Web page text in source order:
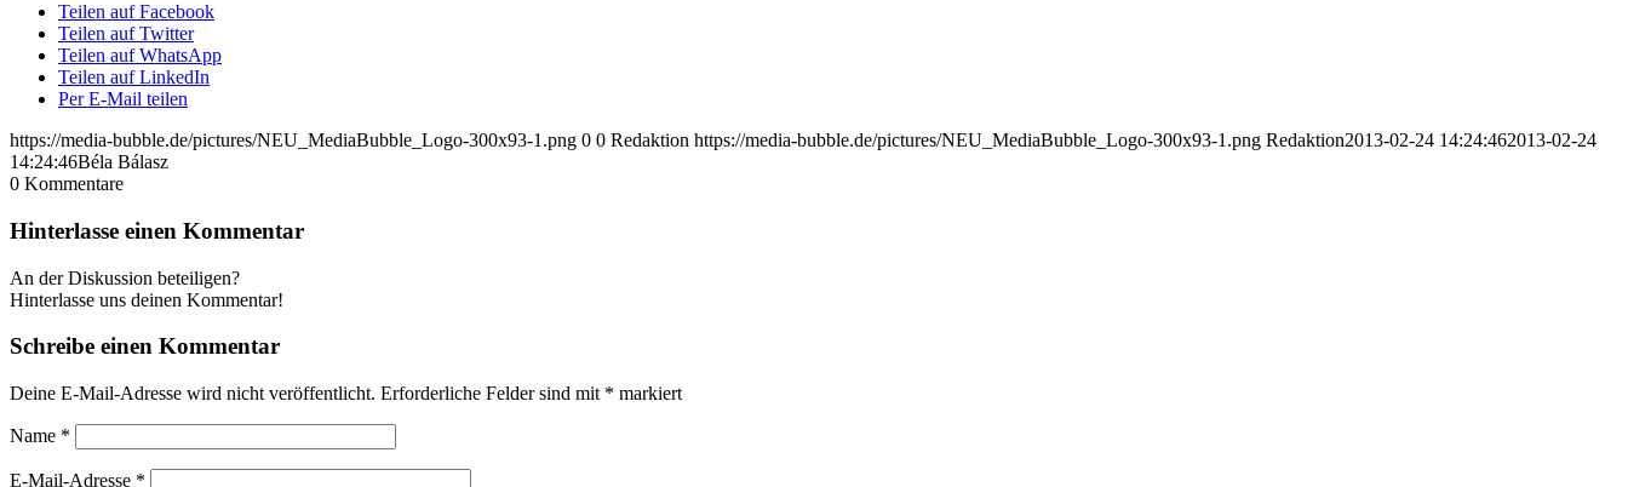
Teilen auf Facebook
Teilen auf Twitter
Teilen auf WhatsApp
Teilen auf LinkedIn
Per E-Mail teilen
https://media-bubble.de/pictures/NEU_MediaBubble_Logo-300x93-1.png 0 0 Redaktion https://media-bubble.de/pictures/NEU_MediaBubble_Logo-300x93-1.png Redaktion2013-02-24 14:24:462013-02-24
14:24:46Béla Bálasz
0 Kommentare
Hinterlasse einen Kommentar
An der Diskussion beteiligen?
Hinterlasse uns deinen Kommentar!
Schreibe einen Kommentar
Deine E-Mail-Adresse wird nicht veröffentlicht. Erforderliche Felder sind mit * markiert
Name *
E-Mail-Adresse *